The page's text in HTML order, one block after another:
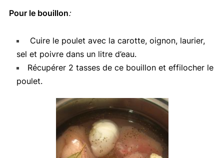
Pour le bouillon:
Cuire le poulet avec la carotte, oignon, laurier,
sel et poivre dans un litre d’eau.
Récupérer 2 tasses de ce bouillon et effilocher le
poulet.